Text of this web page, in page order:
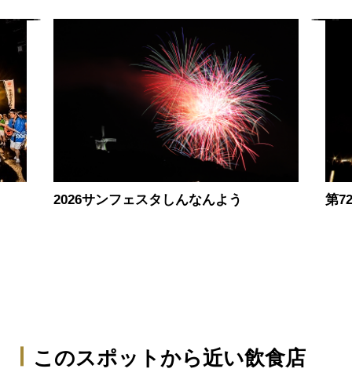
2026サンフェスタしんなんよう 第
このスポットから近い飲食店